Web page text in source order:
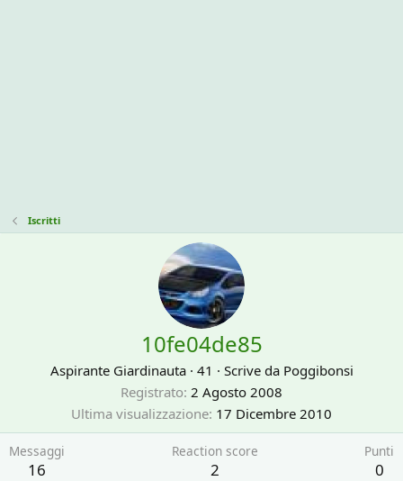
Iscritti
10fe04de85
Aspirante Giardinauta · 41 · Scrive da Poggibonsi
Registrato 2 Agosto 2008
Ultima visualizzazione 17 Dicembre 2010
Messaggi
16
Reaction score
2
Punti
0